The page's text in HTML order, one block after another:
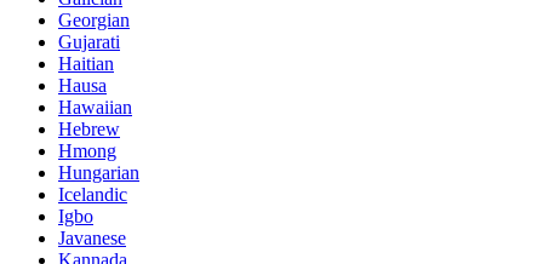
Georgian
Gujarati
Haitian
Hausa
Hawaiian
Hebrew
Hmong
Hungarian
Icelandic
Igbo
Javanese